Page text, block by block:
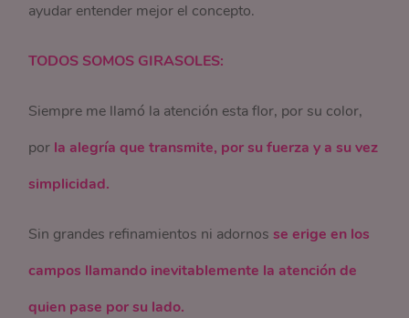
ayudar entender mejor el concepto.
TODOS SOMOS GIRASOLES:
Siempre me llamó la atención esta flor, por su color,
por la alegría que transmite, por su fuerza y a su vez
simplicidad.
Sin grandes refinamientos ni adornosse erige en los
campos llamando inevitablemente la atención de
quien pase por su lado.